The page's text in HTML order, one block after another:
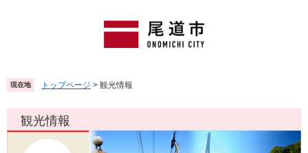
頭
で
す
飛
ば
し
現在地 トップページ > 観光情報
観光情報